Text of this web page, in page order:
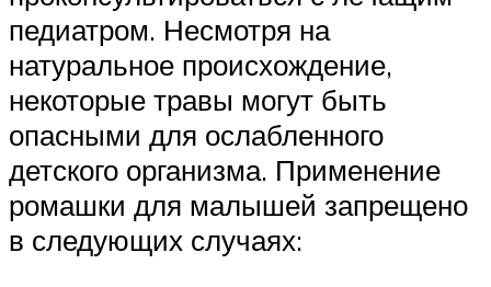
педиатром. Несмотря на
натуральное происхождение,
некоторые травы могут быть
опасными для ослабленного
детского организма. Применение
ромашки для малышей запрещено
в следующих случаях: